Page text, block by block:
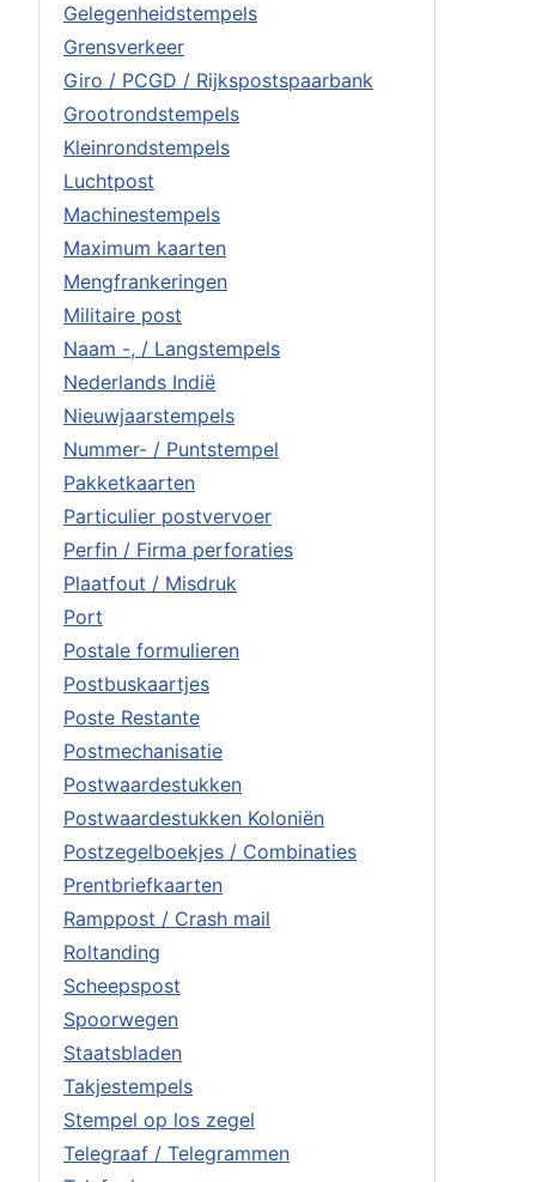
Gelegenheidstempels
Grensverkeer
Giro / PCGD / Rijkspostspaarbank
Grootrondstempels
Kleinrondstempels
Luchtpost
Machinestempels
Maximum kaarten
Mengfrankeringen
Militaire post
Naam -, / Langstempels
Nederlands Indië
Nieuwjaarstempels
Nummer- / Puntstempel
Pakketkaarten
Particulier postvervoer
Perfin / Firma perforaties
Plaatfout / Misdruk
Port
Postale formulieren
Postbuskaartjes
Poste Restante
Postmechanisatie
Postwaardestukken
Postwaardestukken Koloniën
Postzegelboekjes / Combinaties
Prentbriefkaarten
Ramppost / Crash mail
Roltanding
Scheepspost
Spoorwegen
Staatsbladen
Takjestempels
Stempel op los zegel
Telegraaf / Telegrammen